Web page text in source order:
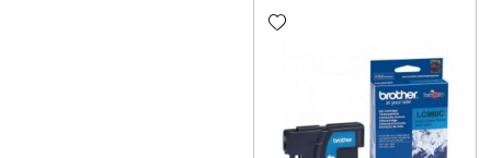
Add wishlist